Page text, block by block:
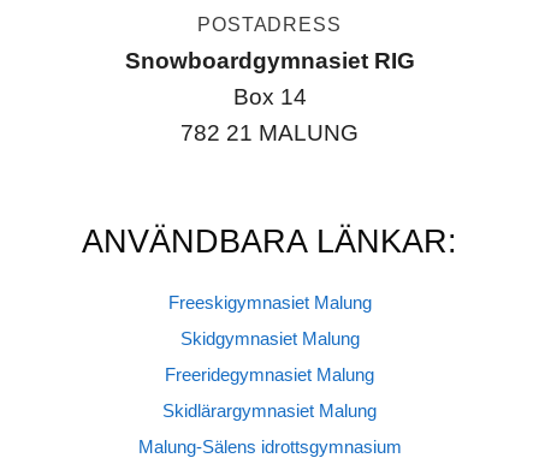
POSTADRESS
Snowboardgymnasiet RIG
Box 14
782 21 MALUNG
ANVÄNDBARA LÄNKAR:
Freeskigymnasiet Malung
Skidgymnasiet Malung
Freeridegymnasiet Malung
Skidlärargymnasiet Malung
Malung-Sälens idrottsgymnasium